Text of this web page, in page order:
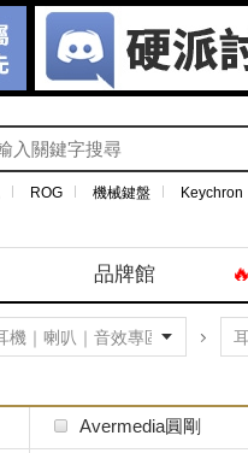
ROG 機械鍵盤 Keychron
品牌館
Avermedia圓剛